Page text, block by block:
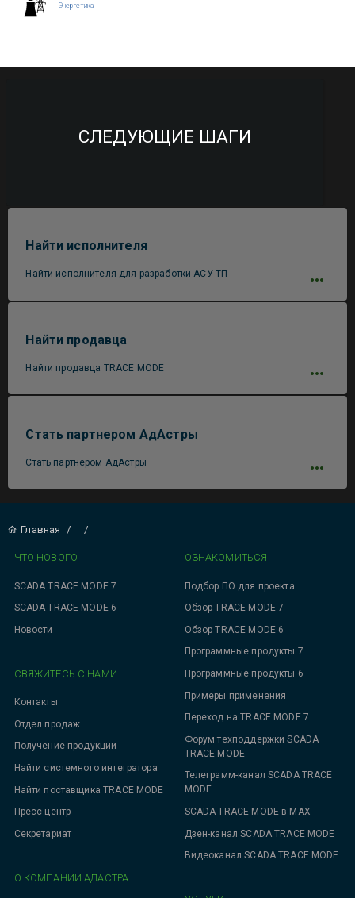
Энергетика
СЛЕДУЮЩИЕ ШАГИ
Найти исполнителя
Найти исполнителя для разработки АСУ ТП
Найти продавца
Найти продавца TRACE MODE
Стать партнером АдАстры
Стать партнером АдАстры
Главная / /
ЧТО НОВОГО
SCADA TRACE MODE 7
SCADA TRACE MODE 6
Новости
ОЗНАКОМИТЬСЯ
Подбор ПО для проекта
Обзор TRACE MODE 7
Обзор TRACE MODE 6
Программные продукты 7
Программные продукты 6
Примеры применения
Переход на TRACE MODE 7
Форум техподдержки SCADA
TRACE MODE
Телеграмм-канал SCADA TRACE
MODE
SCADA TRACE MODE в MAX
Дзен-канал SCADA TRACE MODE
Видеоканал SCADA TRACE MODE
СВЯЖИТЕСЬ С НАМИ
Контакты
Отдел продаж
Получение продукции
Найти системного интегратора
Найти поставщика TRACE MODE
Пресс-центр
Секретариат
О КОМПАНИИ АДАСТРА